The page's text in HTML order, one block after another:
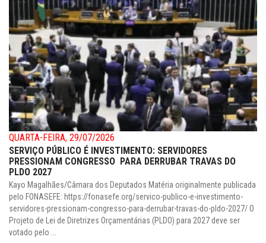
QUARTA-FEIRA, 29/07/2026
SERVIÇO PÚBLICO É INVESTIMENTO: SERVIDORES
PRESSIONAM CONGRESSO PARA DERRUBAR TRAVAS DO
PLDO 2027
Kayo Magalhães/Câmara dos Deputados Matéria originalmente publicada
pelo FONASEFE: https://fonasefe.org/servico-publico-e-investimento-
servidores-pressionam-congresso-para-derrubar-travas-do-pldo-2027/ O
Projeto de Lei de Diretrizes Orçamentárias (PLDO) para 2027 deve ser
votado pelo ...